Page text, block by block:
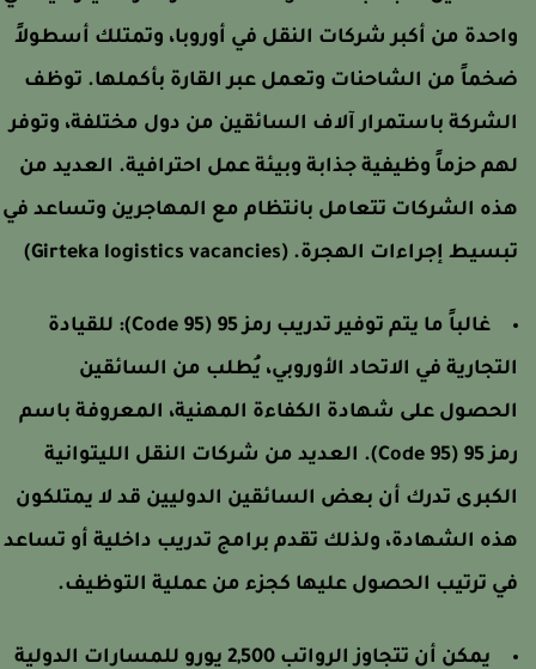
من أكبر شركات النقل في أوروبا، وتمتلك أسطولاً
من الشاحنات وتعمل عبر القارة بأكملها. توظف
باستمرار آلاف السائقين من دول مختلفة، وتوفر
حزماً وظيفية جذابة وبيئة عمل احترافية. العديد من
الشركات تتعامل بانتظام مع المهاجرين وتساعد في
إجراءات الهجرة.(Girteka logistics vacancies)
غالباً ما يتم توفير تدريب رمز 95 (Code 95):
للقيادة
في الاتحاد الأوروبي، يُطلب من السائقين
على شهادة الكفاءة المهنية، المعروفة باسم
رمز 95 (Code 95). العديد من شركات النقل الليتوانية
تدرك أن بعض السائقين الدوليين قد لا يمتلكون
الشهادة، ولذلك تقدم برامج تدريب داخلية أو تساعد
ترتيب الحصول عليها كجزء من عملية التوظيف.
يمكن أن تتجاوز الرواتب 2,500 يورو للمسارات الدولية